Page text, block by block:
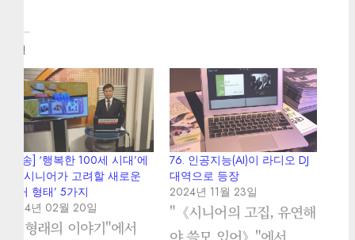
관련
[방송] ‘행복한 100세 시대’에
서 ‘시니어가 고려할 새로운
주거 형태’ 5가지
2014년 02월 20일
"김형래의 이야기"에서
76. 인공지능(AI)이 라디오 DJ
대역으로 등장
2024년 11월 23일
"《시니어의 고집, 유연해